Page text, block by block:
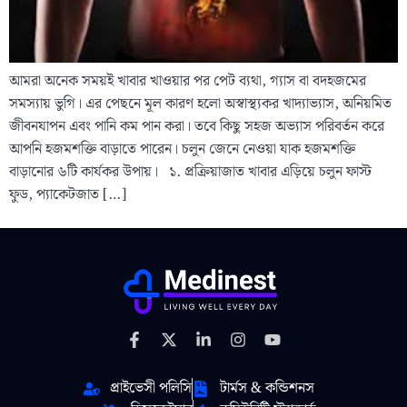
আমরা অনেক সময়ই খাবার খাওয়ার পর পেট ব্যথা, গ্যাস বা বদহজমের
সমস্যায় ভুগি। এর পেছনে মূল কারণ হলো অস্বাস্থ্যকর খাদ্যাভ্যাস, অনিয়মিত
জীবনযাপন এবং পানি কম পান করা। তবে কিছু সহজ অভ্যাস পরিবর্তন করে
আপনি হজমশক্তি বাড়াতে পারেন। চলুন জেনে নেওয়া যাক হজমশক্তি
বাড়ানোর ৬টি কার্যকর উপায়। ১. প্রক্রিয়াজাত খাবার এড়িয়ে চলুন ফাস্ট
ফুড, প্যাকেটজাত […]
প্রাইভেসী পলিসি
টার্মস & কন্ডিশনস